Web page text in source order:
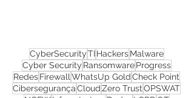
CyberSecurityTIHackersMalware
Cyber SecurityRansomwareProgress